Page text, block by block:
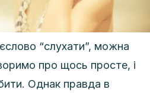
“слухати”, можна
про щось просте, і
Однак правда в